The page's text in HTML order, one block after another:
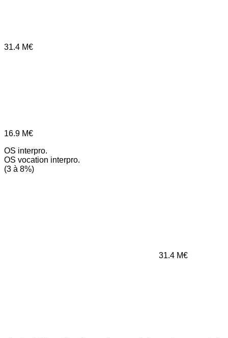
31.4 M€
16.9 M€
OS interpro.
OS vocation interpro.
(3 à 8%)
31.4 M€